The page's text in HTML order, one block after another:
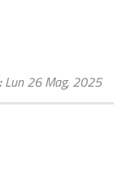
Lun 26 Mag, 2025